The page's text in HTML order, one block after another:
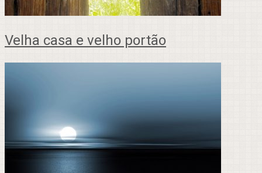
Velha casa e velho portão